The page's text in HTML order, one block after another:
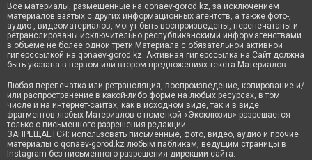
Все материалы, размещенные на qonaev-gorod.kz, за исключением
материалов взятых с других информационных агентств, а также фото-,
аудио-, видеоматериалов, могут быть воспроизведены, перепечатаны и
ретранслированы исключительно республиканскими информагенствами
в объеме не более одной трети Материала с обязательной активной
гиперссылкой на qonaev-gorod.kz. Активная гиперссылка на Сайт должна
быть указана в первом или втором предложениях текста Материалов.
Любая перепечатка или ретрансляция, воспроизведение, копирование и/
или распространение в какой-либо форме на любых ресурсах, в том
числе и на интернет-сайтах, как в исходном виде, так и в виде
фрагментов любых Материалов с пометкой «Эксклюзив» разрешается
только с письменного разрешения редакции.
ЗАПРЕЩАЕТСЯ: использовать письменные, фото, видео, аудио и прочие
материалы с qonaev-gorod.kz любым пабликам, ведущим страницы в
Instagram без письменного разрешения дирекции сайта.